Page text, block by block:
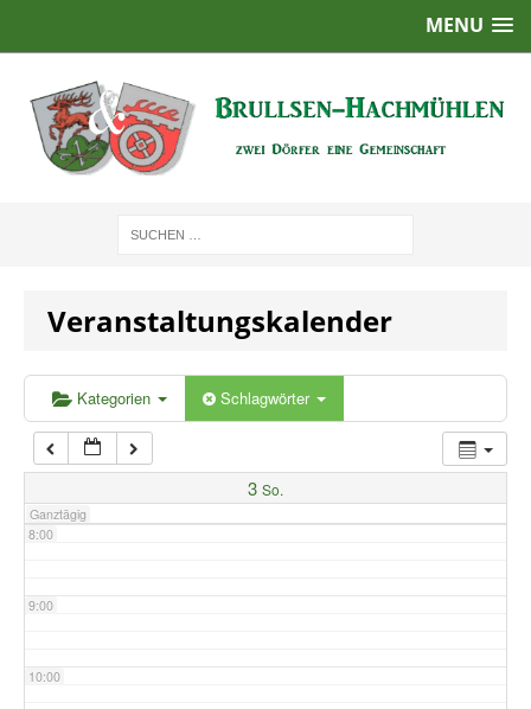
MENU
Veranstaltungskalender
Kategorien Schlagwörter
3 So.
Ganztägig
2:00
5:00
6:00
7:00
8:00
9:00
10:00